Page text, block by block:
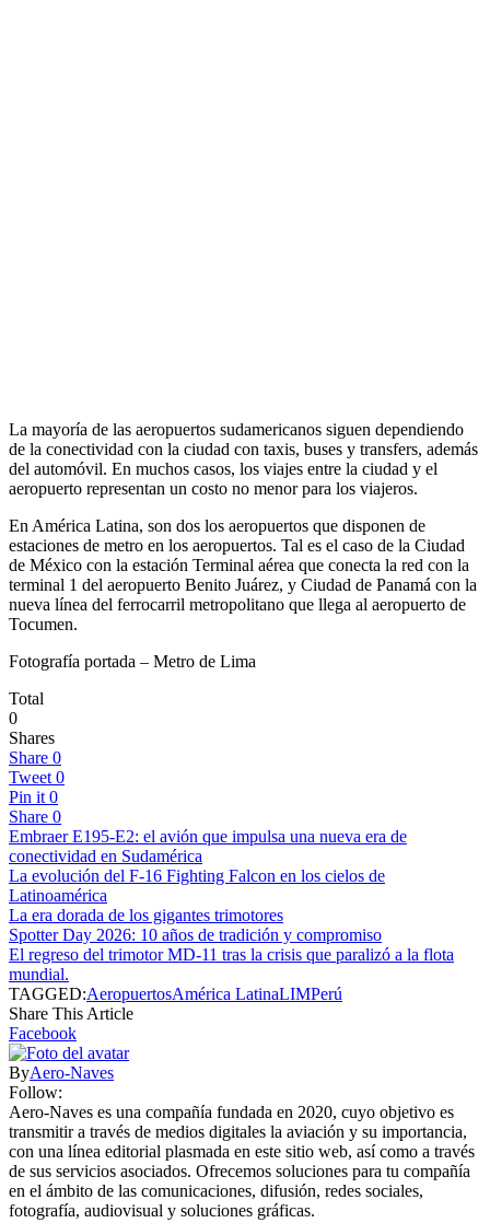
La mayoría de las aeropuertos sudamericanos siguen dependiendo
de la conectividad con la ciudad con taxis, buses y transfers, además
del automóvil. En muchos casos, los viajes entre la ciudad y el
aeropuerto representan un costo no menor para los viajeros.
En América Latina, son dos los aeropuertos que disponen de
estaciones de metro en los aeropuertos. Tal es el caso de la Ciudad
de México con la estación Terminal aérea que conecta la red con la
terminal 1 del aeropuerto Benito Juárez, y Ciudad de Panamá con la
nueva línea del ferrocarril metropolitano que llega al aeropuerto de
Tocumen.
Fotografía portada – Metro de Lima
Total
0
Shares
Share 0
Tweet 0
Pin it 0
Share 0
Embraer E195-E2: el avión que impulsa una nueva era de
conectividad en Sudamérica
La evolución del F-16 Fighting Falcon en los cielos de
Latinoamérica
La era dorada de los gigantes trimotores
Spotter Day 2026: 10 años de tradición y compromiso
El regreso del trimotor MD-11 tras la crisis que paralizó a la flota
mundial.
TAGGED:AeropuertosAmérica LatinaLIMPerú
Share This Article
Facebook
ByAero-Naves
Follow:
Aero-Naves es una compañía fundada en 2020, cuyo objetivo es
transmitir a través de medios digitales la aviación y su importancia,
con una línea editorial plasmada en este sitio web, así como a través
de sus servicios asociados. Ofrecemos soluciones para tu compañía
en el ámbito de las comunicaciones, difusión, redes sociales,
fotografía, audiovisual y soluciones gráficas.